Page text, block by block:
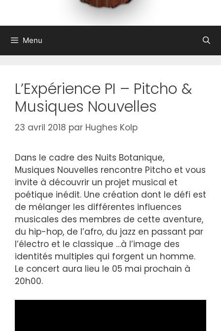
Menu
L’Expérience PI – Pitcho &
Musiques Nouvelles
23 avril 2018 par Hughes Kolp
Dans le cadre des Nuits Botanique,
Musiques Nouvelles rencontre Pitcho et vous
invite à découvrir un projet musical et
poétique inédit. Une création dont le défi est
de mélanger les différentes influences
musicales des membres de cette aventure,
du hip-hop, de l’afro, du jazz en passant par
l’électro et le classique …à l’image des
identités multiples qui forgent un homme.
Le concert aura lieu le 05 mai prochain à
20h00.